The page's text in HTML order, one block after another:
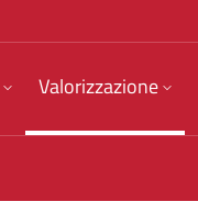
Valorizzazione